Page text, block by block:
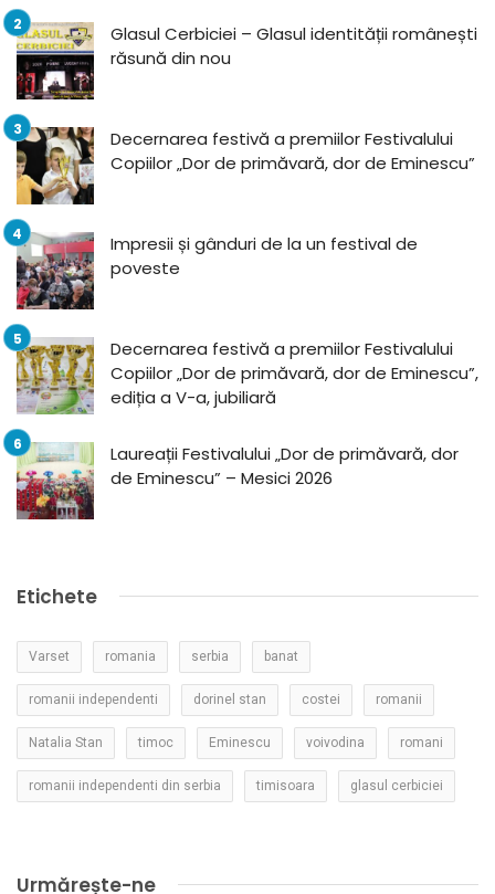
Glasul Cerbiciei – Glasul identității românești
răsună din nou
Decernarea festivă a premiilor Festivalului
Copiilor „Dor de primăvară, dor de Eminescu”
Impresii și gânduri de la un festival de
poveste
Decernarea festivă a premiilor Festivalului
Copiilor „Dor de primăvară, dor de Eminescu”,
ediția a V-a, jubiliară
Laureații Festivalului „Dor de primăvară, dor
de Eminescu” – Mesici 2026
Etichete
Varset romania serbia banat
romanii independenti dorinel stan costei romanii
Natalia Stan timoc Eminescu voivodina romani
romanii independenti din serbia timisoara glasul cerbiciei
Urmărește-ne